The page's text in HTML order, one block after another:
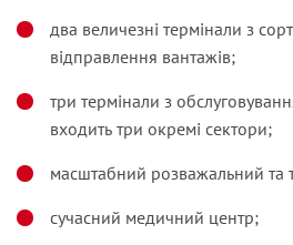
два величезні термінали з
відправлення вантажів;
три термінали з
входить три окремі сектори;
масштабний розважальний та
сучасний медичний центр;